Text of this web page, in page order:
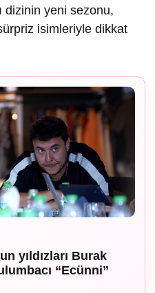
dizinin yeni sezonu,
isimleriyle dikkat
yıldızları Burak
“Ecünni”